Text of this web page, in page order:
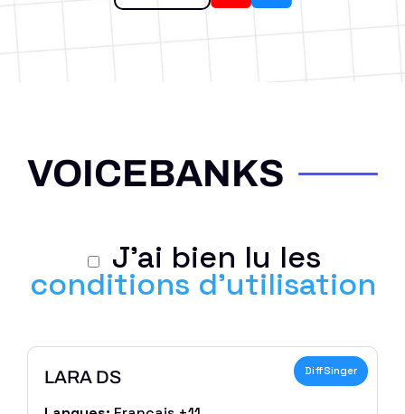
VOICEBANKS
J'ai bien lu les
conditions d'utilisation
DiffSinger
LARA DS